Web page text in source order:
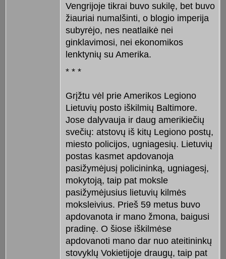
Vengrijoje tikrai buvo sukilę, bet buvo
žiauriai numalšinti, o blogio imperija
subyrėjo, nes neatlaikė nei
ginklavimosi, nei ekonomikos
lenktynių su Amerika.
* * *
Grįžtu vėl prie Amerikos Legiono
Lietuvių posto iškilmių Baltimore.
Jose dalyvauja ir daug amerikiečių
svečių: atstovų iš kitų Legiono postų,
miesto policijos, ugniagesių. Lietuvių
postas kasmet apdovanoja
pasižymėjusį policininką, ugniagesį,
mokytoją, taip pat moksle
pasižymėjusius lietuvių kilmės
moksleivius. Prieš 59 metus buvo
apdovanota ir mano žmona, baigusi
pradinę. O šiose iškilmėse
apdovanoti mano dar nuo ateitininkų
stovyklų Vokietijoje draugų, taip pat